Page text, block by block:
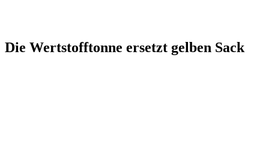
Die Wertstofftonne ersetzt gelben Sack